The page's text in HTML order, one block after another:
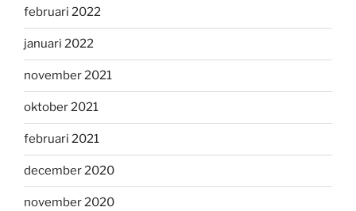
februari 2022
januari 2022
november 2021
oktober 2021
februari 2021
december 2020
november 2020